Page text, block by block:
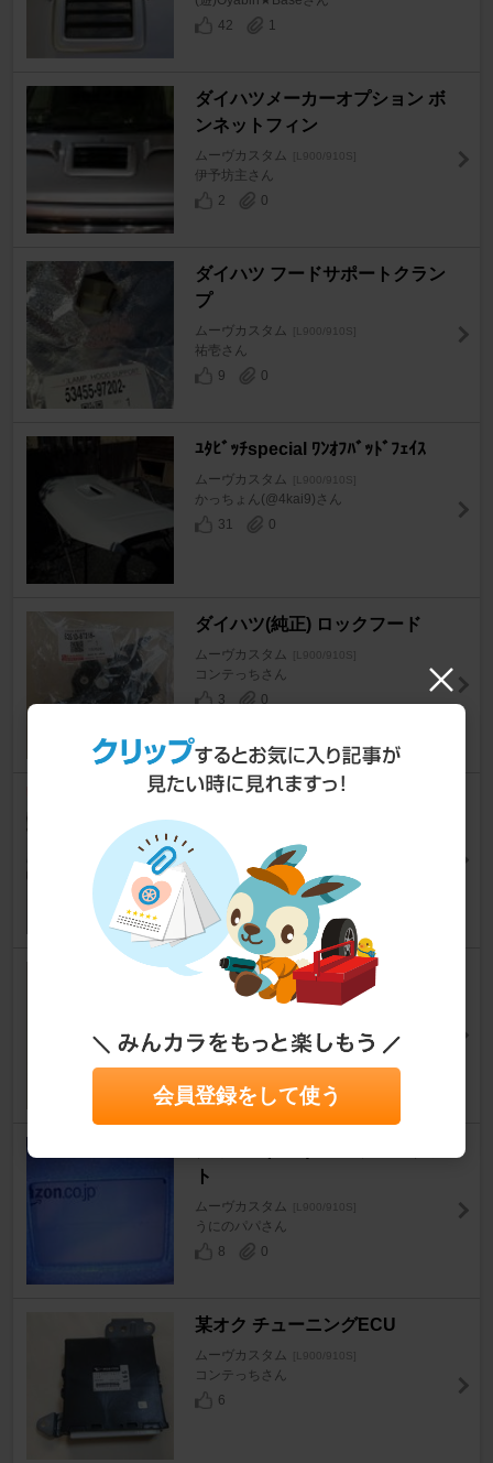
42
1
ダイハツメーカーオプション ボ
ンネットフィン
ムーヴカスタム [L900/910S]
伊予坊主さん
2
0
ダイハツ フードサポートクラン
プ
ムーヴカスタム [L900/910S]
祐壱さん
9
0
ﾕﾀﾋﾞｯﾁspecial ﾜﾝｵﾌﾊﾞｯﾄﾞﾌｪｲｽ
ムーヴカスタム [L900/910S]
かっちょん(@4kai9)さん
31
0
ダイハツ(純正) ロックフード
ムーヴカスタム [L900/910S]
コンテっちさん
3
0
ダイハツ(純正) ボンネットスポ
イラー
ムーヴカスタム [L900/910S]
ﾀﾞﾌﾞﾙ。さん
19
ダイハツ(純正) ボルト、ウィズ
ワッシャ
ムーヴカスタム [L900/910S]
コンテっちさん
ト
ムーヴカスタム [L900/910S]
うにのパパさん
8
0
某オク チューニングECU
ムーヴカスタム [L900/910S]
コンテっちさん
6
会員登録をして使う